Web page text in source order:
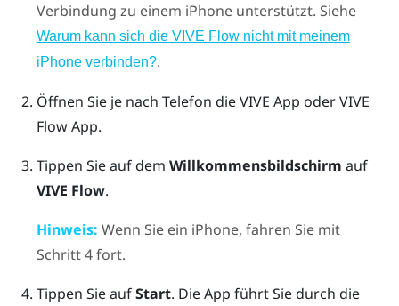
Verbindung zu einem iPhoneunterstützt. Siehe
Warum kann sich die VIVE Flow nicht mit meinem
iPhone verbinden?.
Öffnen Sie je nach Telefon dieVIVE App oderVIVE
Flow App.
Tippen Sie auf dem Willkommensbildschirm auf
VIVE Flow.
Hinweis: Wenn Sie ein iPhone, fahren Sie mit
Schritt 4 fort.
Tippen Sie aufStart. Die App führt Sie durch die